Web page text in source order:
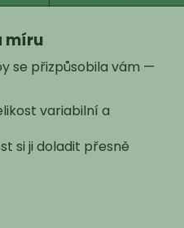
míru
se přizpůsobila vám —
variabilní a
si ji doladit přesně